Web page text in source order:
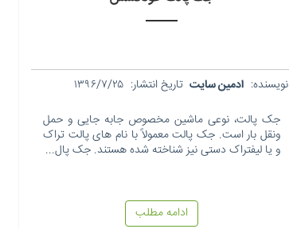
نویسنده: ادمین سایت تاریخ انتشار: ۱۳۹۶/۷/۲۵
جک پالت، نوعی ماشین مخصوص جابه جایی و حمل
ونقل بار است. جک پالت معمولاً با نام های پالت تراک
و یا لیفتراک دستی نیز شناخته شده هستند. جک پال...
ادامه مطلب